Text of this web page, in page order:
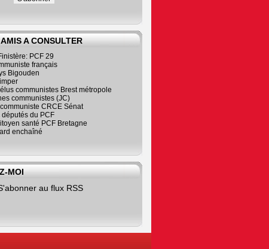
A CONSULTER
PCF 29
français
Bigouden
communistes Brest métropole
communistes (JC)
CRCE Sénat
députés du PCF
santé PCF Bretagne
enchaîné
MOI
au flux RSS